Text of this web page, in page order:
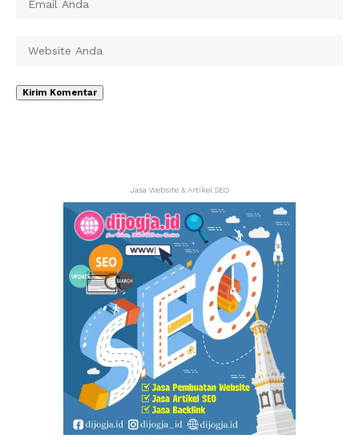
Jasa Website & Artikel SEO